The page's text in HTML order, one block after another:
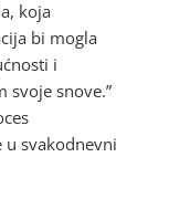
koja
bi mogla
i
svoje snove.”
svakodnevni